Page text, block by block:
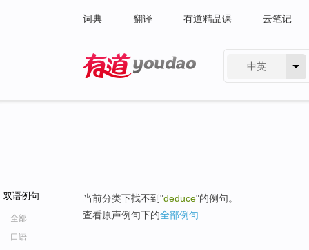
词典 翻译 有道精品课 云笔记
中英
双语例句
全部
口语
当前分类下找不到"deduce"的例句。
查看原声例句下的全部例句